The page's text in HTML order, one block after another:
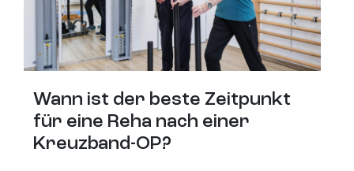
Wann ist der beste Zeitpunkt
für eine Reha nach einer
Kreuzband-OP?